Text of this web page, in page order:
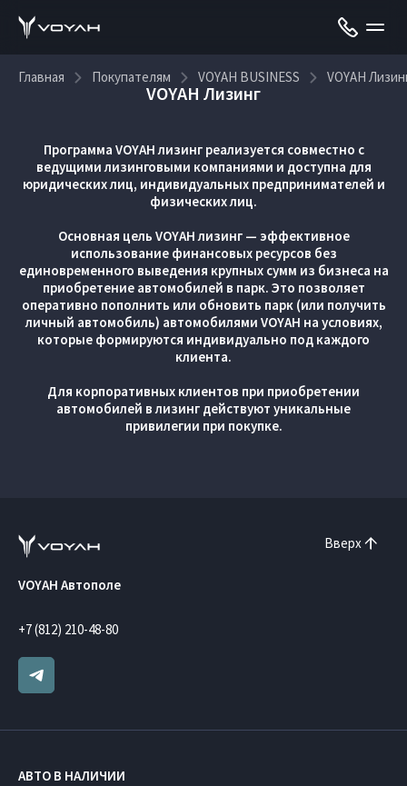
Главная Покупателям VOYAH BUSINESS VOYAH
VOYAH Лизинг
Программа VOYAH лизинг реализуется совместно с
ведущими лизинговыми компаниями и доступна для
юридических лиц, индивидуальных предпринимателей и
физических лиц.
Основная цель VOYAH лизинг — эффективное
использование финансовых ресурсов без
единовременного выведения крупных сумм из бизнеса на
приобретение автомобилей в парк. Это позволяет
оперативно пополнить или обновить парк (или получить
личный автомобиль) автомобилями VOYAH на условиях,
которые формируются индивидуально под каждого
клиента.
Для корпоративных клиентов при приобретении
автомобилей в лизинг действуют уникальные
привилегии при покупке.
Вверх
VOYAH Автополе
+7 (812) 210-48-80
АВТО В НАЛИЧИИ